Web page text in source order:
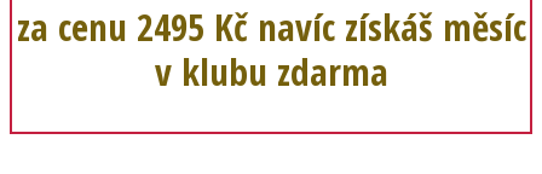
za cenu 2495 Kč navíc získáš měsíc
v klubu zdarma